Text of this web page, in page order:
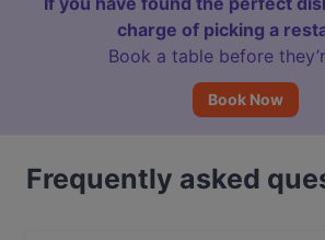
charge of picking a
Book a table before
Book Now
Frequently asked